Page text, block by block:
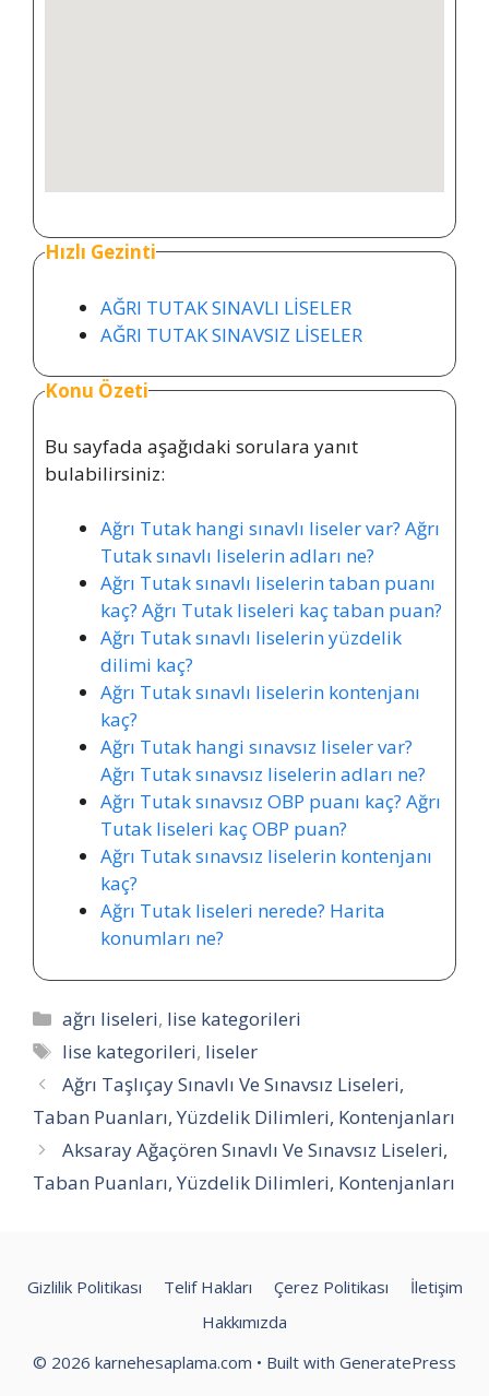
Hızlı Gezinti
AĞRI TUTAK SINAVLI LİSELER
AĞRI TUTAK SINAVSIZ LİSELER
Konu Özeti
Bu sayfada aşağıdaki sorulara yanıt
bulabilirsiniz:
Ağrı Tutak hangi sınavlı liseler var? Ağrı
Tutak sınavlı liselerin adları ne?
Ağrı Tutak sınavlı liselerin taban puanı
kaç? Ağrı Tutak liseleri kaç taban puan?
Ağrı Tutak sınavlı liselerin yüzdelik
dilimi kaç?
Ağrı Tutak sınavlı liselerin kontenjanı
kaç?
Ağrı Tutak hangi sınavsız liseler var?
Ağrı Tutak sınavsız liselerin adları ne?
Ağrı Tutak sınavsız OBP puanı kaç? Ağrı
Tutak liseleri kaç OBP puan?
Ağrı Tutak sınavsız liselerin kontenjanı
kaç?
Ağrı Tutak liseleri nerede? Harita
konumları ne?
Kategoriler
ağrı liseleri, lise kategorileri
Etiketler
lise kategorileri, liseler
Ağrı Taşlıçay Sınavlı Ve Sınavsız Liseleri,
Taban Puanları, Yüzdelik Dilimleri, Kontenjanları
Aksaray Ağaçören Sınavlı Ve Sınavsız Liseleri,
Taban Puanları, Yüzdelik Dilimleri, Kontenjanları
Gizlilik Politikası Telif Hakları Çerez Politikası
İletişim
Hakkımızda
© 2026 karnehesaplama.com • Built with GeneratePress